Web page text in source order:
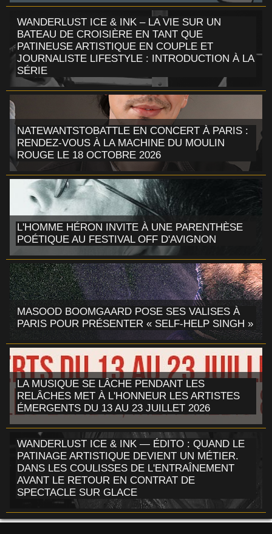
WANDERLUST ICE & INK – LA VIE SUR UN
BATEAU DE CROISIÈRE EN TANT QUE
PATINEUSE ARTISTIQUE EN COUPLE ET
JOURNALISTE LIFESTYLE : INTRODUCTION À LA
SÉRIE
NATEWANTSTOBATTLE EN CONCERT À PARIS :
RENDEZ-VOUS À LA MACHINE DU MOULIN
ROUGE LE 18 OCTOBRE 2026
L'HOMME HÉRON INVITE À UNE PARENTHÈSE
POÉTIQUE AU FESTIVAL OFF D'AVIGNON
MASOOD BOOMGAARD POSE SES VALISES À
PARIS POUR PRÉSENTER « SELF-HELP SINGH »
LA MUSIQUE SE LÂCHE PENDANT LES
RELÂCHES MET À L'HONNEUR LES ARTISTES
ÉMERGENTS DU 13 AU 23 JUILLET 2026
WANDERLUST ICE & INK — ÉDITO : QUAND LE
PATINAGE ARTISTIQUE DEVIENT UN MÉTIER.
DANS LES COULISSES DE L'ENTRAÎNEMENT
AVANT LE RETOUR EN CONTRAT DE
SPECTACLE SUR GLACE